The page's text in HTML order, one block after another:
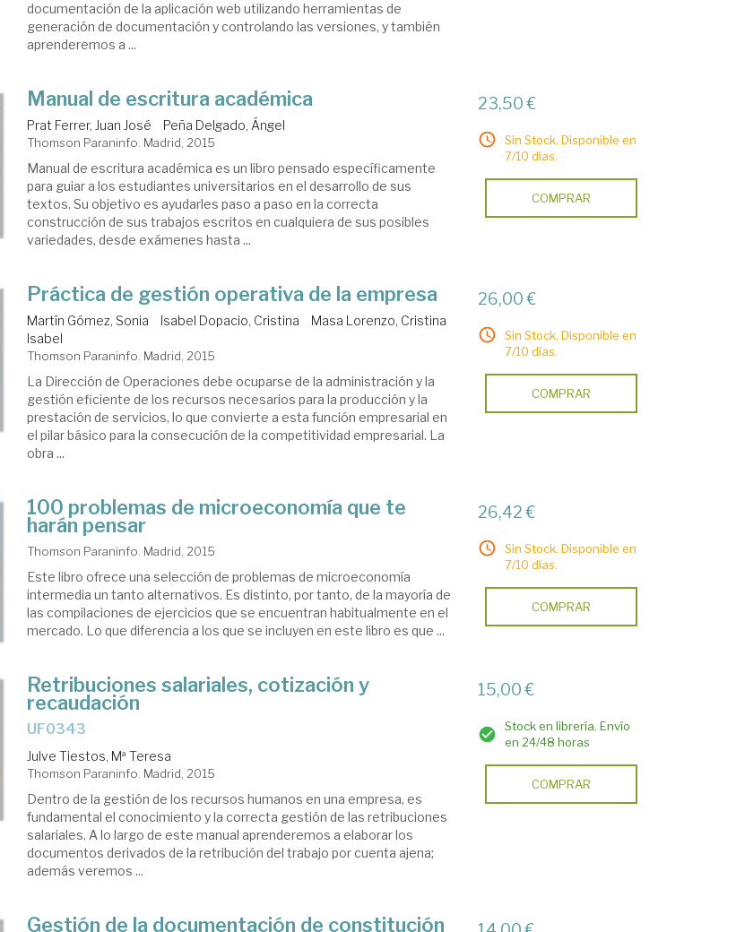
documentación de la aplicación web utilizando herramientas de
generación de documentación y controlando las versiones, y también
aprenderemos a ...
Manual de escritura académica
Prat Ferrer, Juan José Peña Delgado, Ángel
Thomson Paraninfo. Madrid, 2015
Manual de escritura académica es un libro pensado específicamente
para guiar a los estudiantes universitarios en el desarrollo de sus
textos. Su objetivo es ayudarles paso a paso en la correcta
construcción de sus trabajos escritos en cualquiera de sus posibles
variedades, desde exámenes hasta ...
23,50 €
Sin Stock. Disponible en
7/10 días.
COMPRAR
Práctica de gestión operativa de la empresa
Martín Gómez, Sonia Isabel Dopacio, Cristina
Masa Lorenzo, Cristina
Isabel
Thomson Paraninfo. Madrid, 2015
La Dirección de Operaciones debe ocuparse de la administración y la
gestión eficiente de los recursos necesarios para la producción y la
prestación de servicios, lo que convierte a esta función empresarial en
el pilar básico para la consecución de la competitividad empresarial. La
obra ...
26,00 €
Sin Stock. Disponible en
7/10 días.
COMPRAR
100 problemas de microeconomía que te
harán pensar
Thomson Paraninfo. Madrid, 2015
Este libro ofrece una selección de problemas de microeconomía
intermedia un tanto alternativos. Es distinto, por tanto, de la mayoría de
las compilaciones de ejercicios que se encuentran habitualmente en el
mercado. Lo que diferencia a los que se incluyen en este libro es que ...
26,42 €
Sin Stock. Disponible en
7/10 días.
COMPRAR
Retribuciones salariales, cotización y
recaudación
UF0343
Julve Tiestos, Mª Teresa
Thomson Paraninfo. Madrid, 2015
Dentro de la gestión de los recursos humanos en una empresa, es
fundamental el conocimiento y la correcta gestión de las retribuciones
salariales. A lo largo de este manual aprenderemos a elaborar los
documentos derivados de la retribución del trabajo por cuenta ajena;
además veremos ...
15,00 €
Stock en librería. Envío
en 24/48 horas
COMPRAR
Gestión de la documentación de constitución